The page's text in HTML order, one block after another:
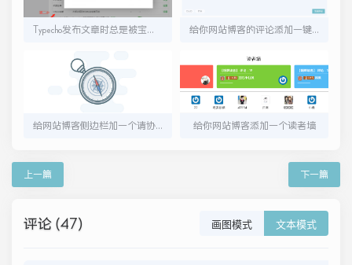
Typecho发布文章时总是被宝塔的防火墙拦截 给你网站博客的评论添加一键打卡功能
给网站博客侧边栏加一个请协助SEO优化 给你网站博客添加一个读者墙
上一篇 下一篇
评论 (47) 画图模式 文本模式